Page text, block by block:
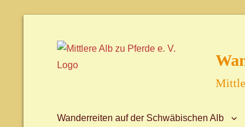
Wanderreiten auf der Schwäbischen Alb